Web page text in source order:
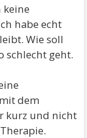
keine
habe echt
Wie soll
schlecht geht.
dem
kurz und nicht